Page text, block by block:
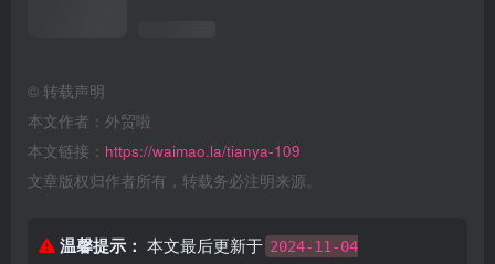
© 转载声明
本文作者：外贸啦
本文链接： https://waimao.la/tianya-109
文章版权归作者所有，转载务必注明来源。
温馨提示： 本文最后更新于 2024-11-04